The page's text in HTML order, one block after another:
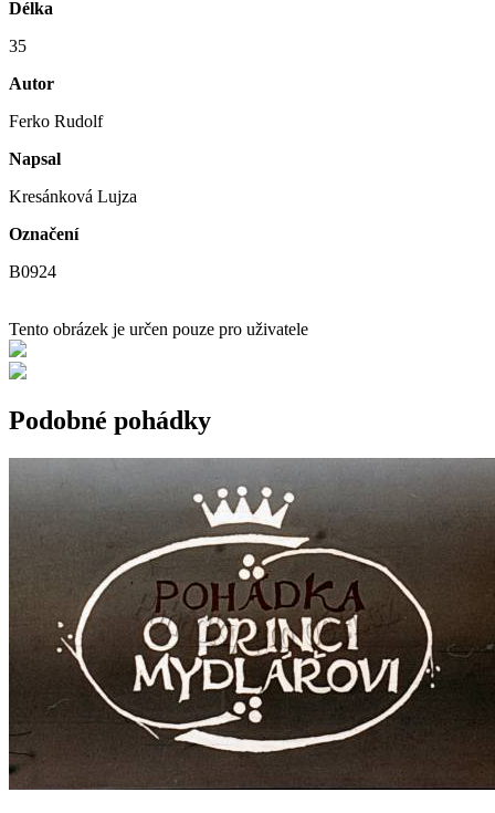
Délka
35
Autor
Ferko Rudolf
Napsal
Kresánková Lujza
Označení
B0924
Tento obrázek je určen pouze pro uživatele
Podobné pohádky